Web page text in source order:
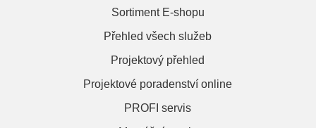
Sortiment E-shopu
Přehled všech služeb
Projektový přehled
Projektové poradenství online
PROFI servis